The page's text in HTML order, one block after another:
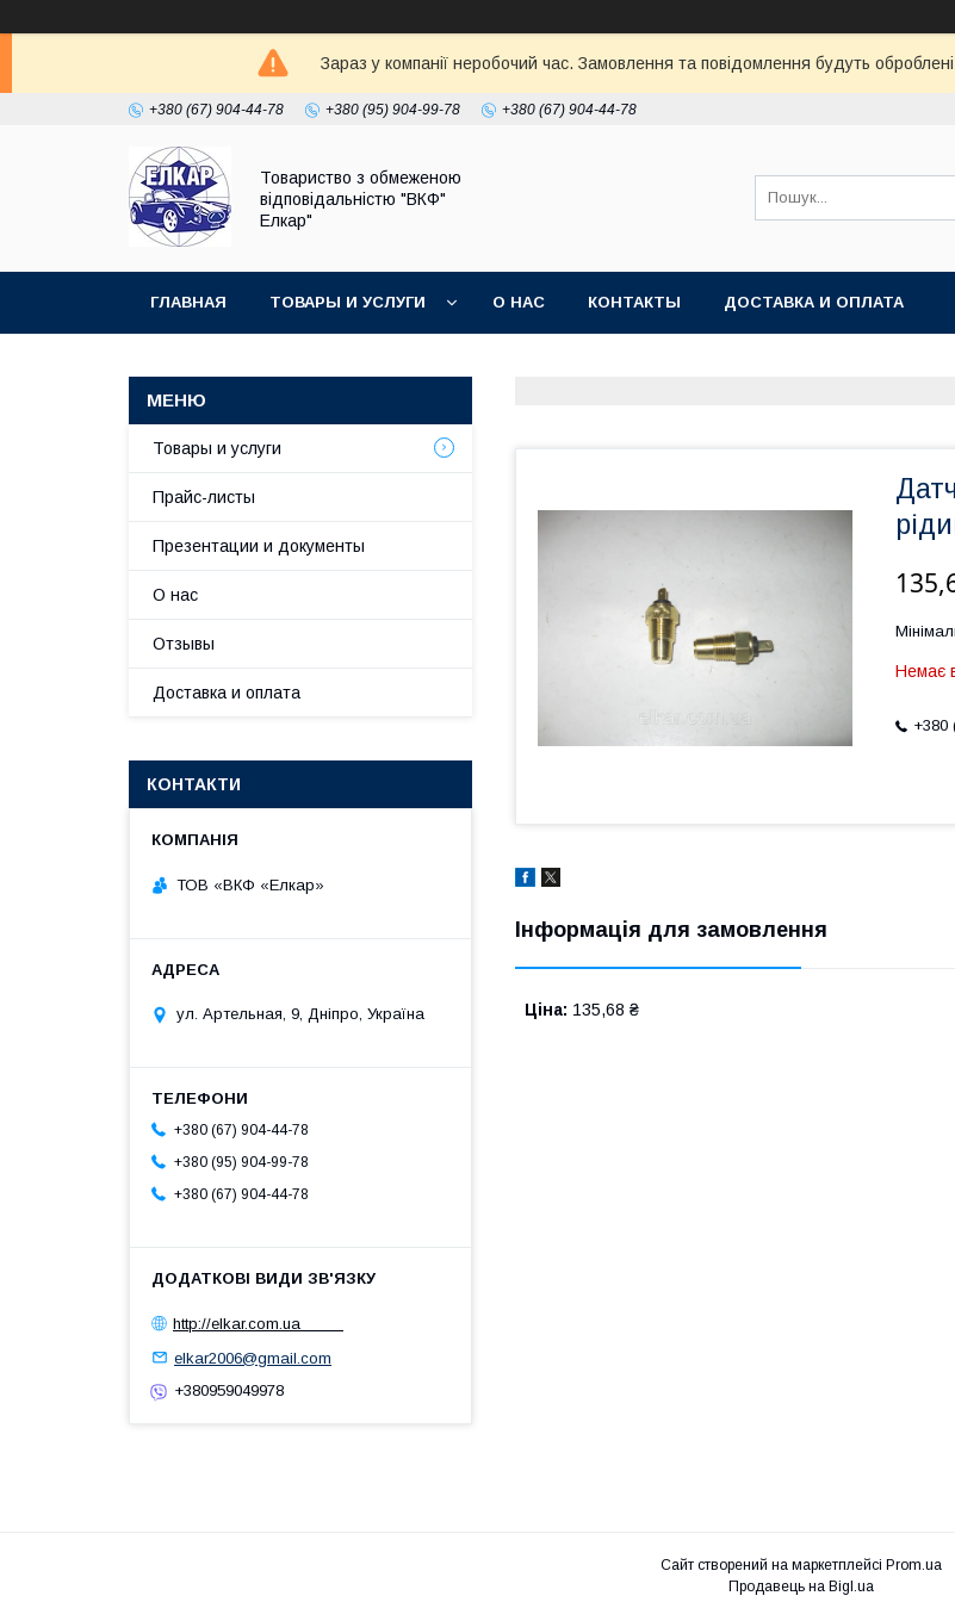
Зараз у компанії неробочий час. Замовлення та повідомлення будуть
+380 (67) 904-44-78 +380 (95) 904-99-78 +380 (67) 904-44-78
Товариство з обмеженою
відповідальністю "ВКФ"
Елкар"
ГЛАВНАЯ ТОВАРЫ И УСЛУГИ О НАС КОНТАКТЫ ДОСТАВКА И ОПЛАТА
Немає
+380
Інформація для замовлення
Ціна: 135,68 ₴
Товары и услуги
Прайс-листы
Презентации и документы
О нас
Отзывы
Доставка и оплата
КОНТАКТИ
ТОВ «ВКФ «Елкар»
ул. Артельная, 9, Дніпро, Україна
+380 (67) 904-44-78
+380 (95) 904-99-78
+380 (67) 904-44-78
http://elkar.com.ua
elkar2006@gmail.com
+380959049978
Сайт створений на маркетплейсі Prom.ua
Продавець на Bigl.ua